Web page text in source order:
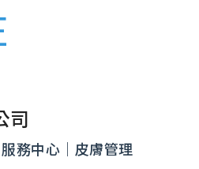
司
務中心｜皮膚管理